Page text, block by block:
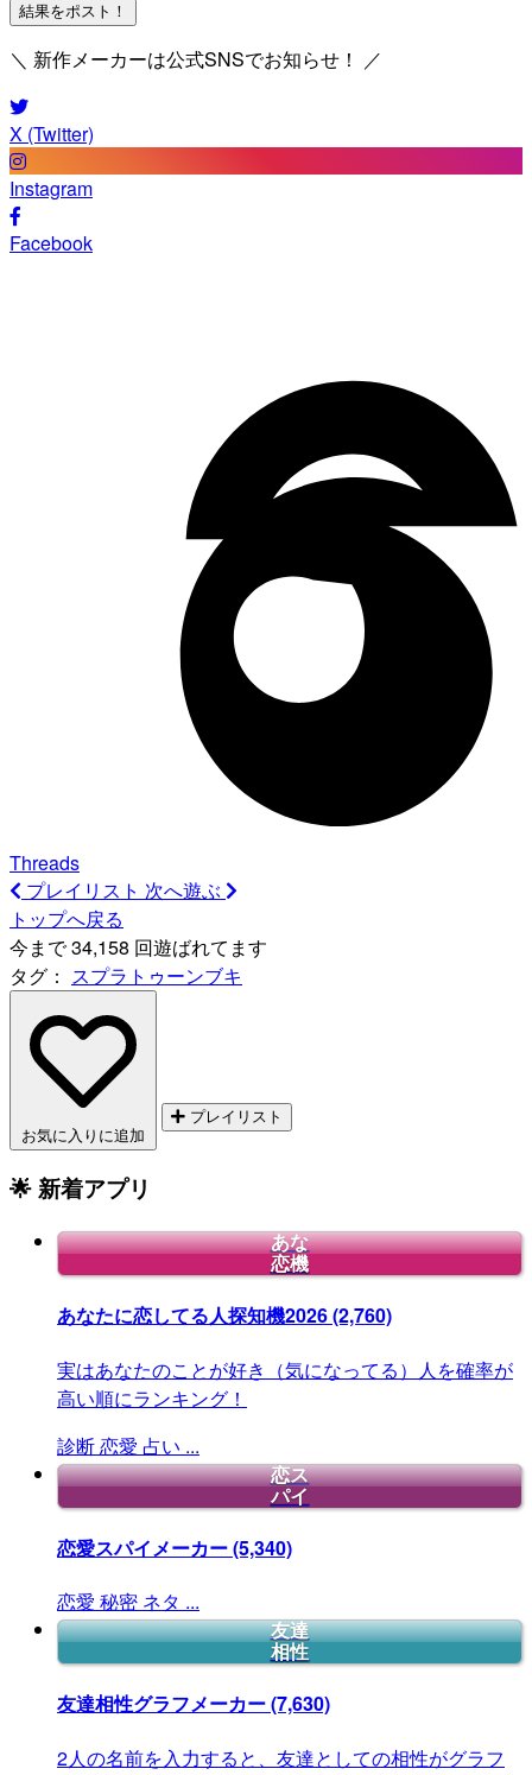
結果をポスト！
＼ 新作メーカーは公式SNSでお知らせ！ ／
X (Twitter)
Instagram
Facebook
Threads
プレイリスト 次へ遊ぶ
トップへ戻る
今まで 34,158 回遊ばれてます
タグ： スプラトゥーンブキ
お気に入りに追加
プレイリスト
🌟 新着アプリ
あな
恋機
あなたに恋してる人探知機2026(2,760)
実はあなたのことが好き（気になってる）人を確率が
高い順にランキング！
診断恋愛 占い ...
恋ス
パイ
恋愛スパイメーカー(5,340)
恋愛 秘密 ネタ ...
友達
相性
友達相性グラフメーカー(7,630)
2人の名前を入力すると、友達としての相性がグラフ